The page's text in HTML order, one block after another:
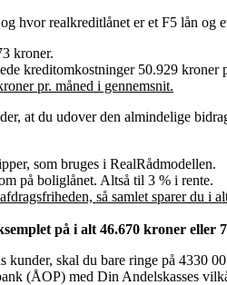
realkreditlånet er et F5 lån og
kroner.
kreditomkostninger 50.929 kroner
pr. måned i gennemsnit.
at du udover den almindelige
som bruges i RealRådmodellen.
på boliglånet. Altså til 3 % i rente.
så samlet sparer du i
på i alt 46.670 kroner eller
skal du bare ringe på 4330
(ÅOP) med Din Andelskasses